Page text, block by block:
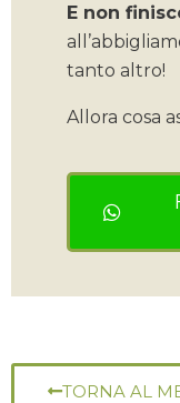
E non
tanto altro!
Allora cosa
TORNA AL